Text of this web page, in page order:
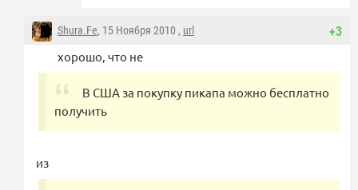
+3
Shura.Fe, 15 Ноября 2010 , url
хорошо, что не
В США за покупку пикапа можно бесплатно
получить
из